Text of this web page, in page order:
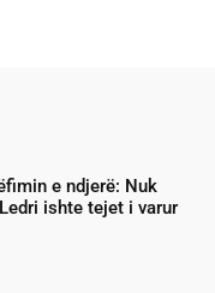
e ndjerë: Nuk
ishte tejet i varur